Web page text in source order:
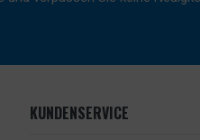
KUNDENSERVICE